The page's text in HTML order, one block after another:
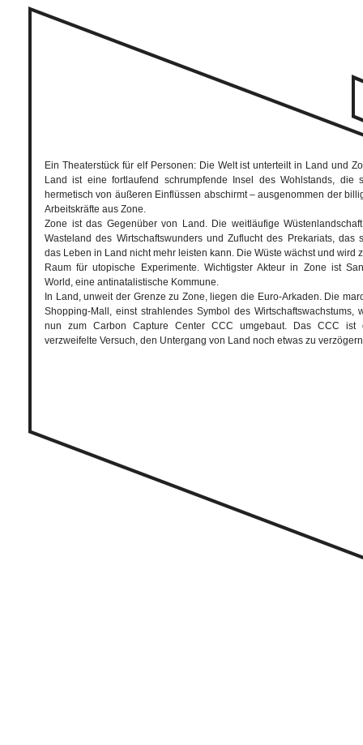
Ein Theaterstück für elf Personen: Die Welt ist unterteilt in Land und
Land ist eine fortlaufend schrumpfende Insel des Wohlstands, die
hermetisch von äußeren Einflüssen abschirmt – ausgenommen der
Arbeitskräfte aus Zone.
Zone ist das Gegenüber von Land. Die weitläufige
Wasteland des Wirtschaftswunders und Zuflucht des Prekariats, das
das Leben in Land nicht mehr leisten kann. Die Wüste wächst und wird
Raum für utopische Experimente. Wichtigster Akteur in Zone ist
World, eine antinatalistische Kommune.
In Land, unweit der Grenze zu Zone, liegen die Euro-Arkaden. Die
Shopping-Mall, einst strahlendes Symbol des Wirtschaftswachstums,
nun zum Carbon Capture Center CCC umgebaut. Das CCC ist
verzweifelte Versuch, den Untergang von Land noch etwas zu